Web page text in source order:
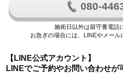
080-
施術日以外は留守番電話
お急ぎの場合には、LINEやメール
【LINE公式アカウント】
LINEでご予約やお問い合わせが